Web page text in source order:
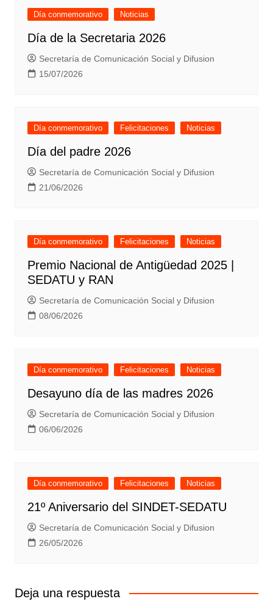
Día conmemorativo Noticias
Día de la Secretaria 2026
Secretaría de Comunicación Social y Difusion
15/07/2026
Día conmemorativo Felicitaciones Noticias
Día del padre 2026
Secretaría de Comunicación Social y Difusion
21/06/2026
Día conmemorativo Felicitaciones Noticias
Premio Nacional de Antigüedad 2025 |
SEDATU y RAN
Secretaría de Comunicación Social y Difusion
08/06/2026
Día conmemorativo Felicitaciones Noticias
Desayuno día de las madres 2026
Secretaría de Comunicación Social y Difusion
06/06/2026
Día conmemorativo Felicitaciones Noticias
21º Aniversario del SINDET-SEDATU
Secretaría de Comunicación Social y Difusion
26/05/2026
Deja una respuesta